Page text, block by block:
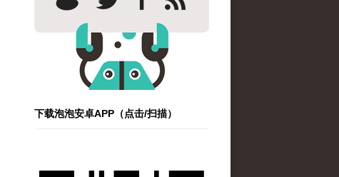
下载泡泡安卓APP（点击/扫描）